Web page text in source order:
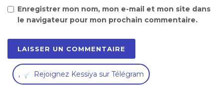
Enregistrer mon nom, mon e-mail et mon site dans
le navigateur pour mon prochain commentaire.
, Rejoignez Kessiya sur Télégram